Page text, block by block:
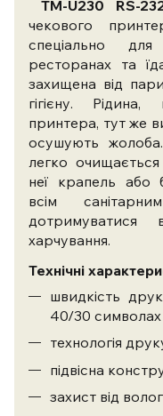
ТМ-U230 RS-
чекового
спеціально
ресторанах та
захищена від
гігієну.
принтера, тут же
осушують
легко
неї крапель або
всім
дотримуватися
харчування.
Технічні
швидкість
40/30 символах
технологія
підвісна
захист від